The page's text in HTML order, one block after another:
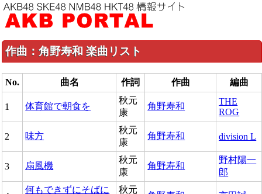
作曲：角野寿和 楽曲リスト
No. 曲名 作詞 作曲 編曲
1 体育館で朝食を
秋元
康
角野寿和
THE
ROG
2 味方
秋元
康
角野寿和 division L
3 扇風機
秋元
康
角野寿和
野村陽一
郎
何もできずにそばに
秋元